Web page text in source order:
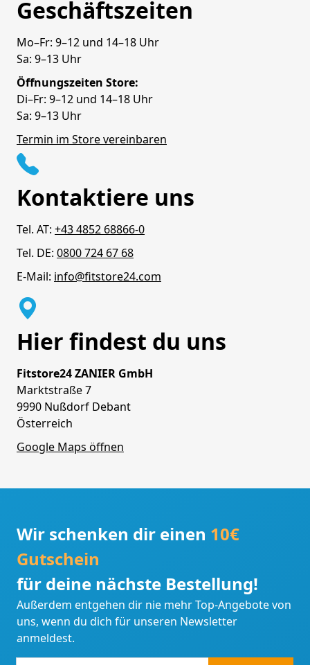
Geschäftszeiten
Mo–Fr: 9–12 und 14–18 Uhr
Sa: 9–13 Uhr
Öffnungszeiten Store:
Di–Fr: 9–12 und 14–18 Uhr
Sa: 9–13 Uhr
Termin im Store vereinbaren
Kontaktiere uns
Tel. AT: +43 4852 68866-0
Tel. DE: 0800 724 67 68
E-Mail: info@fitstore24.com
Hier findest du uns
Fitstore24 ZANIER GmbH
Marktstraße 7
9990 Nußdorf Debant
Österreich
Google Maps öffnen
Wir schenken dir einen 10€
Gutschein
für deine nächste Bestellung!
Außerdem entgehen dir nie mehr Top-Angebote von
uns, wenn du dich für unseren Newsletter
anmeldest.